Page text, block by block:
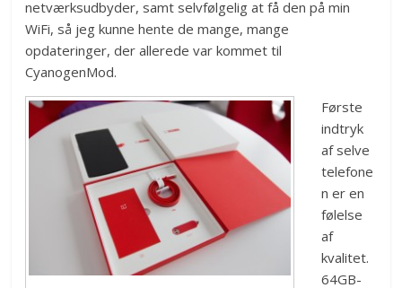
netværksudbyder, samt selvfølgelig at få den på min
WiFi, så jeg kunne hente de mange, mange
opdateringer, der allerede var kommet til
CyanogenMod.
Første
indtryk
af selve
telefone
n er en
følelse
af
kvalitet.
64GB-